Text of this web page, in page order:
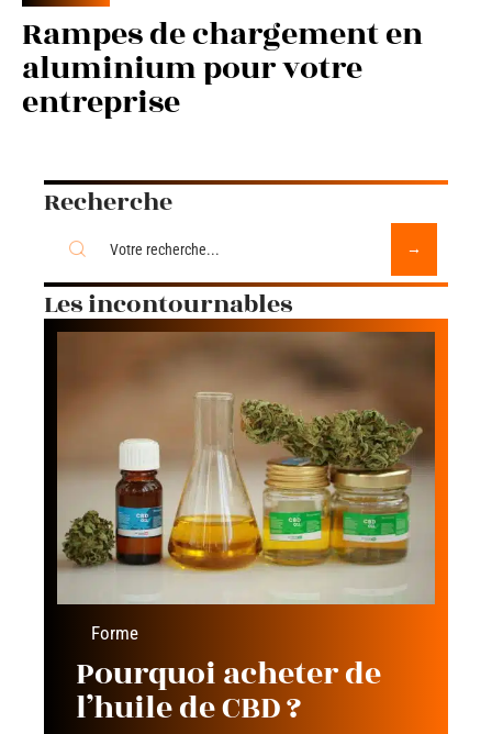
Rampes de chargement en
aluminium pour votre
entreprise
Recherche
Les incontournables
Forme
Pourquoi acheter de
l’huile de CBD ?